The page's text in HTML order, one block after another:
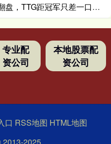
盈富优配 先夺赛点仍被AG翻盘，TTG距冠军只差一口气？_Ming_决赛_Fly
专业配
资公司
本地股票配
资公司
口 RSS地图 HTML地图